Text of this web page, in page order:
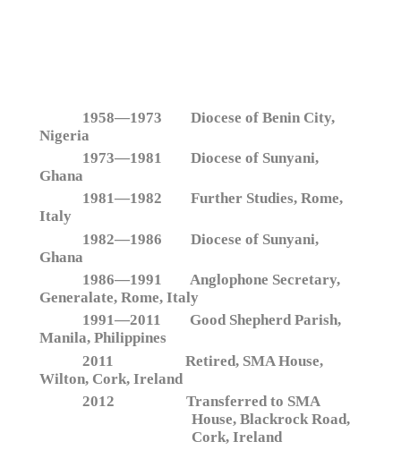
1958—1973 Diocese of Benin City,
Nigeria
1973—1981 Diocese of Sunyani,
Ghana
1981—1982 Further Studies, Rome,
Italy
1982—1986 Diocese of Sunyani,
Ghana
1986—1991 Anglophone Secretary,
Generalate, Rome, Italy
1991—2011 Good Shepherd Parish,
Manila, Philippines
2011 Retired, SMA House,
Wilton, Cork, Ireland
2012 Transferred to SMA
House, Blackrock Road,
Cork, Ireland